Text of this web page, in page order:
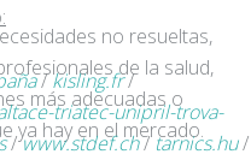
/kisling.fr/
triatec-unipril-trova-
/www.stdef.ch/tarnics.hu/
no resueltas,
de la salud,
más adecuadas o
ya hay en el mercado.